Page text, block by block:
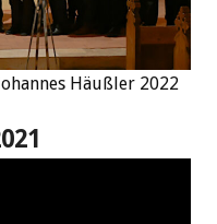
Häußler 2022